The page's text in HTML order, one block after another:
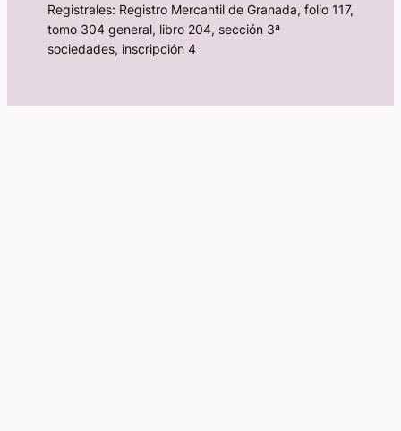
Registrales: Registro Mercantil de Granada, folio 117,
tomo 304 general, libro 204, sección 3ª
sociedades, inscripción 4